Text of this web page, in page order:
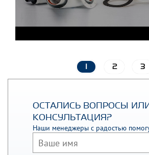
2 3
ОСТАЛИСЬ ВОПРОСЫ
КОНСУЛЬТАЦИЯ?
Наши менеджеры с радостью